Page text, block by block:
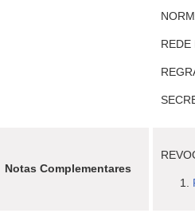
REDE
Notas Complementares